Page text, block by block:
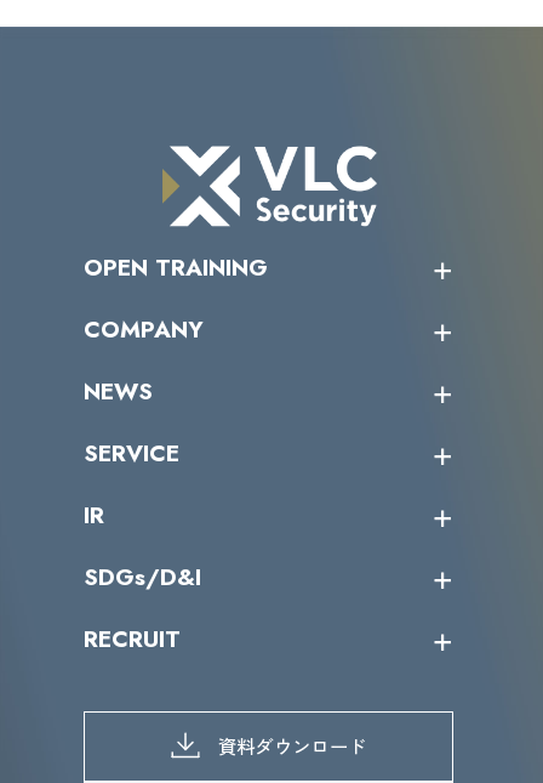
OPEN TRAINING
受講者の声
COMPANY
トップメッセージ
ミッション／ビジョン
パートナー企業一覧
NEWS
サイバーニュース
SERVICE
カテゴリー別サービス一覧
IR
IRカレンダー
IRライブラリー
よくあるご質問
SDGs/D&I
当グループのマテリアリティ
SDGs推進体制
D&Iの取り組み
RECRUIT
募集職種一覧
メッセージ
メンバーインタビュー
資料ダウンロード